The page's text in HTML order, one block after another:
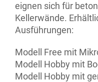
eignen sich für
Kellerwände.
Ausführungen:
Modell Free mit
Modell Hobby mit
Modell Hobby mit